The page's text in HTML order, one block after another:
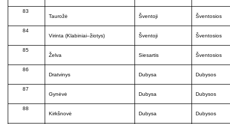
83
Taurožė
Šventoji Šventosios
84
Virinta (Klabiniai–žiotys)
Šventoji Šventosios
85
Želva
Siesartis Šventosios
86
Dratvinys
Dubysa Dubysos
87
Gynėvė
Dubysa Dubysos
88
Kirkšnovė
Dubysa Dubysos